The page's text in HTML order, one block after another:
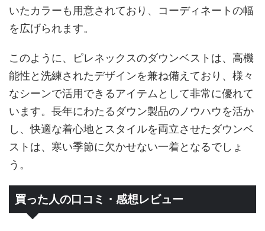
いたカラーも用意されており、コーディネートの幅
を広げられます。
このように、ピレネックスのダウンベストは、高機
能性と洗練されたデザインを兼ね備えており、様々
なシーンで活用できるアイテムとして非常に優れて
います。長年にわたるダウン製品のノウハウを活か
し、快適な着心地とスタイルを両立させたダウンベ
ストは、寒い季節に欠かせない一着となるでしょ
う。
買った人の口コミ・感想レビュー